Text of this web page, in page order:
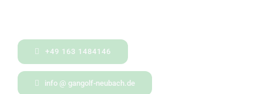
+49 163 1484146
info @ gangolf-neubach.de